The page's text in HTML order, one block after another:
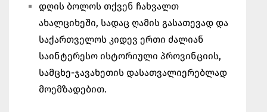
დღის ბოლოს თქვენ ჩახვალთ
ახალციხეში, სადაც ღამის გასათევად და
საქართველოს კიდევ ერთი ძალიან
საინტერესო ისტორიული პროვინციის,
სამცხე-ჯავახეთის დასათვალიერებლად
მოემზადებით.